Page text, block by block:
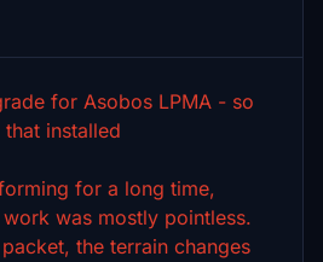
for Asobos LPMA - so
installed
for a long time,
was mostly pointless.
the terrain changes